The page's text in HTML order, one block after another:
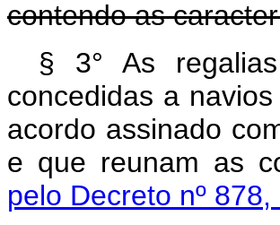
contendo as
§ 3° As
concedidas a
acordo assinado
e que reunam as
pelo Decreto nº